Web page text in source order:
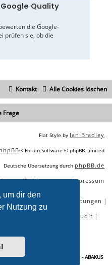
um dir den
Nutzung zu
Quality
die Google-
prüfen sie, ob die
Alle Cookies löschen
Kontakt
Frage
Flat Style by Ian Bradley
phpBB® Forum Software © phpBB Limited
Deutsche Übersetzung durch phpBB.de
|Impressum
Tools SEO Dienstleistungen |
SEO Audit |
Ausbau eines Portals - ABAKUS